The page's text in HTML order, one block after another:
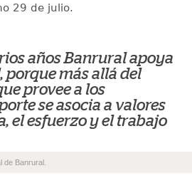
29 de julio.
años Banrural apoya
porque más allá del
provee a los
se asocia a valores
el esfuerzo y el trabajo
de Banrural.